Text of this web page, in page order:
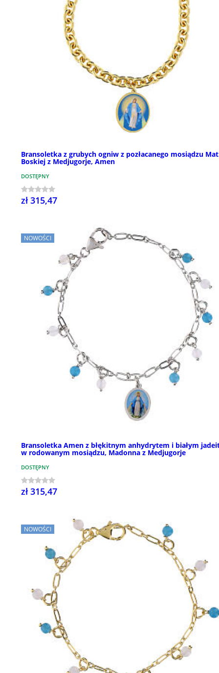
Bransoletka z grubych ogniw z pozłacanego mosiądzu
Boskiej z Medjugorje, Amen
DOSTĘPNY
zł 315,47
NOWOŚCI
Bransoletka Amen z błękitnym anhydrytem i białym
w rodowanym mosiądzu, Madonna z Medjugorje
DOSTĘPNY
zł 315,47
NOWOŚCI